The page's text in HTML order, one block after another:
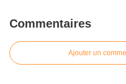
Commentaires
Ajouter un